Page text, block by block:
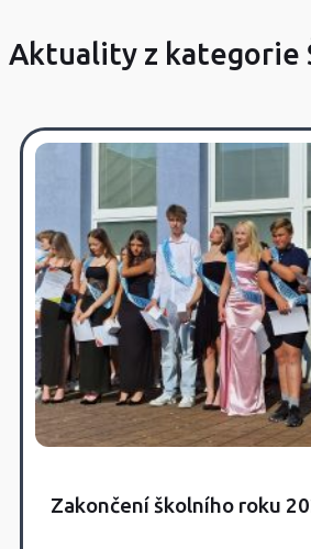
Aktuality z kategorie
Zakončení školního roku